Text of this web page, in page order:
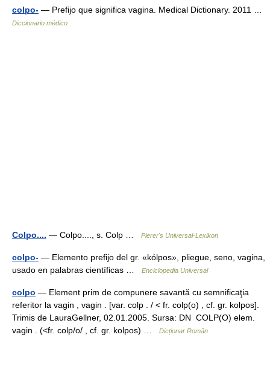
colpo- — Prefijo que significa vagina. Medical Dictionary. 2011 …
Diccionario médico
Colpo.... — Colpo...., s. Colp … Pierer's Universal-Lexikon
colpo- — Elemento prefijo del gr. «kólpos», pliegue, seno, vagina,
usado en palabras científicas …
Enciclopedia Universal
colpo — Element prim de compunere savantă cu semnificaţia
referitor la vagin , vagin . [var. colp . / < fr. colp(o) , cf. gr. kolpos].
Trimis de LauraGellner, 02.01.2005. Sursa: DN COLP(O) elem.
vagin . (<fr. colp/o/ , cf. gr. kolpos) …
Dicționar Român